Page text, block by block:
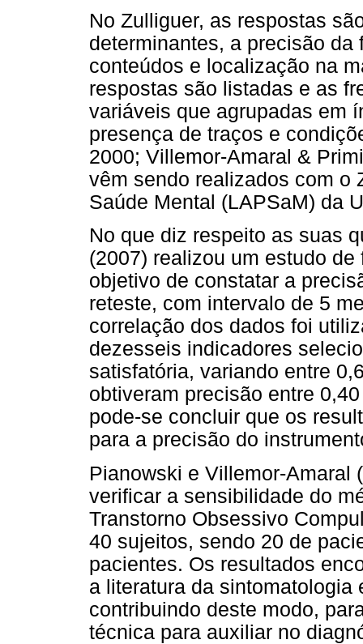
No Zulliguer, as respostas
determinantes, a precisão
conteúdos e localização na
respostas são listadas e as
variáveis que agrupadas em
presença de traços e
2000; Villemor-Amaral &
vêm sendo realizados com o
Saúde Mental (LAPSaM) da
No que diz respeito as suas
(2007) realizou um estudo
objetivo de constatar a
reteste, com intervalo de 5
correlação dos dados foi
dezesseis indicadores
satisfatória, variando entre
obtiveram precisão entre
pode-se concluir que os
para a precisão do
Pianowski e Villemor-Amaral
verificar a sensibilidade do
Transtorno Obsessivo
40 sujeitos, sendo 20 de
pacientes. Os resultados
a literatura da
contribuindo deste modo,
técnica para auxiliar no